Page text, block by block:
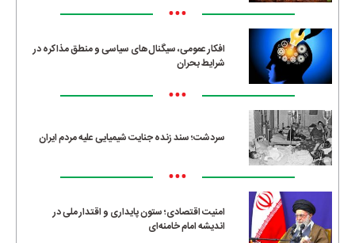
•••
افکار عمومی، سیگنال‌های سیاسی و منطق مذاکره در
شرایط بحران
•••
سردشت؛ سند زنده جنایت شیمیایی علیه مردم ایران
•••
امنیت اقتصادی؛ ستون پایداری و اقتدار ملی در
اندیشه امام خامنه‌ای